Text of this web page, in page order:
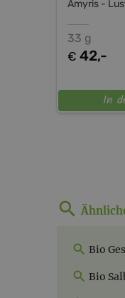
33 g
€ 42,-
In
Bio
Bio